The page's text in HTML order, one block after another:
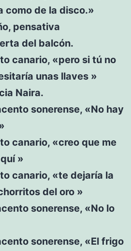
como de la disco.»
pensativa
del balcón.
canario, «pero si tú no
unas llaves »
Naira.
sonerense, «No hay
canario, «creo que me
»
canario, «te dejaría la
del oro »
sonerense, «No lo
sonerense, «El frigo